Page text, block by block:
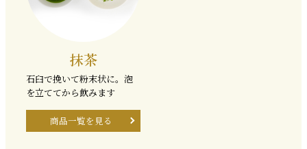
抹茶
石臼で挽いて粉末状に。泡
を立ててから飲みます
商品一覧を見る